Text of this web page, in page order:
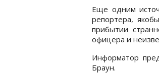
Еще одним
репортера,
прибытии
офицера и
Информатор
Браун.